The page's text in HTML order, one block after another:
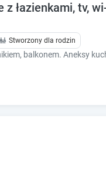
z łazienkami, tv,
Stworzony dla rodzin